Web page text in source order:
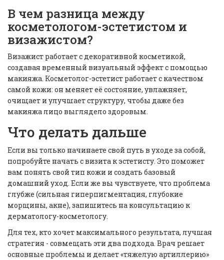
В чем разница между
косметологом-эстетистом и
визажистом?
Визажист работает с декоративной косметикой,
создавая временный визуальный эффект с помощью
макияжа. Косметолог-эстетист работает с качеством
самой кожи: он меняет её состояние, увлажняет,
очищает и улучшает структуру, чтобы даже без
макияжа лицо выглядело здоровым.
Что делать дальше
Если вы только начинаете свой путь в уходе за собой,
попробуйте начать с визита к эстетисту. Это поможет
вам понять свой тип кожи и создать базовый
домашний уход. Если же вы чувствуете, что проблема
глубже (сильная гиперпигментация, глубокие
морщины, акне), запишитесь на консультацию к
дерматологу-косметологу.
Для тех, кто хочет максимального результата, лучшая
стратегия - совмещать эти два подхода. Врач решает
основные проблемы и делает «тяжелую артиллерию»